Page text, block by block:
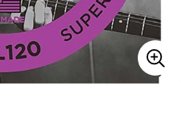
エフェクター